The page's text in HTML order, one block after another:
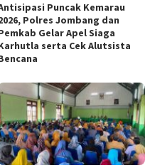
Puncak Kemarau
Polres Jombang dan
Gelar Apel Siaga
serta Cek Alutsista